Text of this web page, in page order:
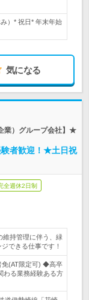
）* 祝日* 年末年始
気になる
業）グループ会社】★
験者歓迎！★土日祝
全週休2日制
維持管理に伴う、緑
できる仕事です！
免(AT限定可) ◆高卒
わる業務経験ある方